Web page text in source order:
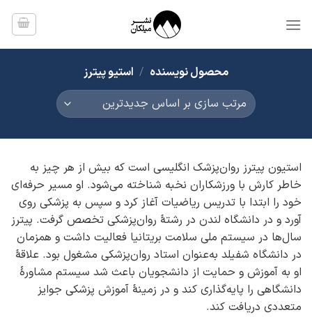
محصول نویسنده / استیو پیترز
استیون پیترز روان‌پزشک انگلیسی است که بیش از هر چیز به
خاطر کارش با ورزشکاران نخبه شناخته می‌شود. او مسیر حرفه‌ای
خود را ابتدا با تدریس ریاضیات آغاز کرد و سپس به پزشکی روی
آورد و در دانشگاه لندن در رشتهٔ روان‌پزشکی تخصص گرفت. پیترز
سال‌ها در سیستم ملی سلامت بریتانیا فعالیت داشت و همزمان
در دانشگاه شفیلد به‌عنوان استاد روان‌پزشکی مشغول بود. علاقهٔ
او به آموزش و حمایت از دانشجویان باعث شد سیستم مشاورهٔ
دانشگاهی را پایه‌گذاری کند و در زمینهٔ آموزش پزشکی جوایز
متعددی دریافت کند.